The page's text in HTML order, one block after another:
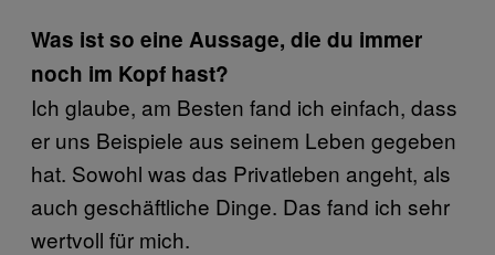
Was ist so eine Aussage, die du immer
noch im Kopf hast?
Ich glaube, am Besten fand ich einfach, dass
er uns Beispiele aus seinem Leben gegeben
hat. Sowohl was das Privatleben angeht, als
auch geschäftliche Dinge. Das fand ich sehr
wertvoll für mich.